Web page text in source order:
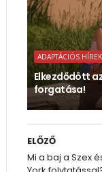
ADAPTÁCIÓS HÍREK
Elkezdődött
forgatása!
ELŐZŐ
Mi a baj a Szex